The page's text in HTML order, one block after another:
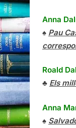
Anna
♠ Pau
Roald
♣ Els
Anna
♠